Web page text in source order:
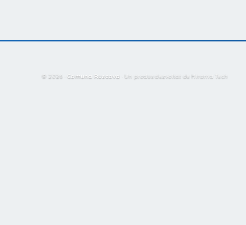
© 2026 · Comuna Ruscova Un produs dezvoltat de Hirama Tech